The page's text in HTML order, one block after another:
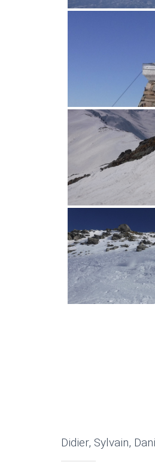
Didier, Sylvain,